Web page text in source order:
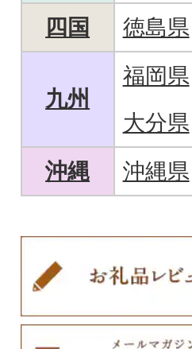
四国
徳島県
九州
福岡県
大分県
沖縄
沖縄県